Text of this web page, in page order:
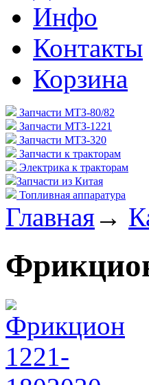
Инфо
Контакты
Корзина
Запчасти МТЗ-80/82
Запчасти МТЗ-1221
Запчасти МТЗ-320
Запчасти к тракторам
Электрика к тракторам
Запчасти из Китая
Топливная аппаратура
Главная→